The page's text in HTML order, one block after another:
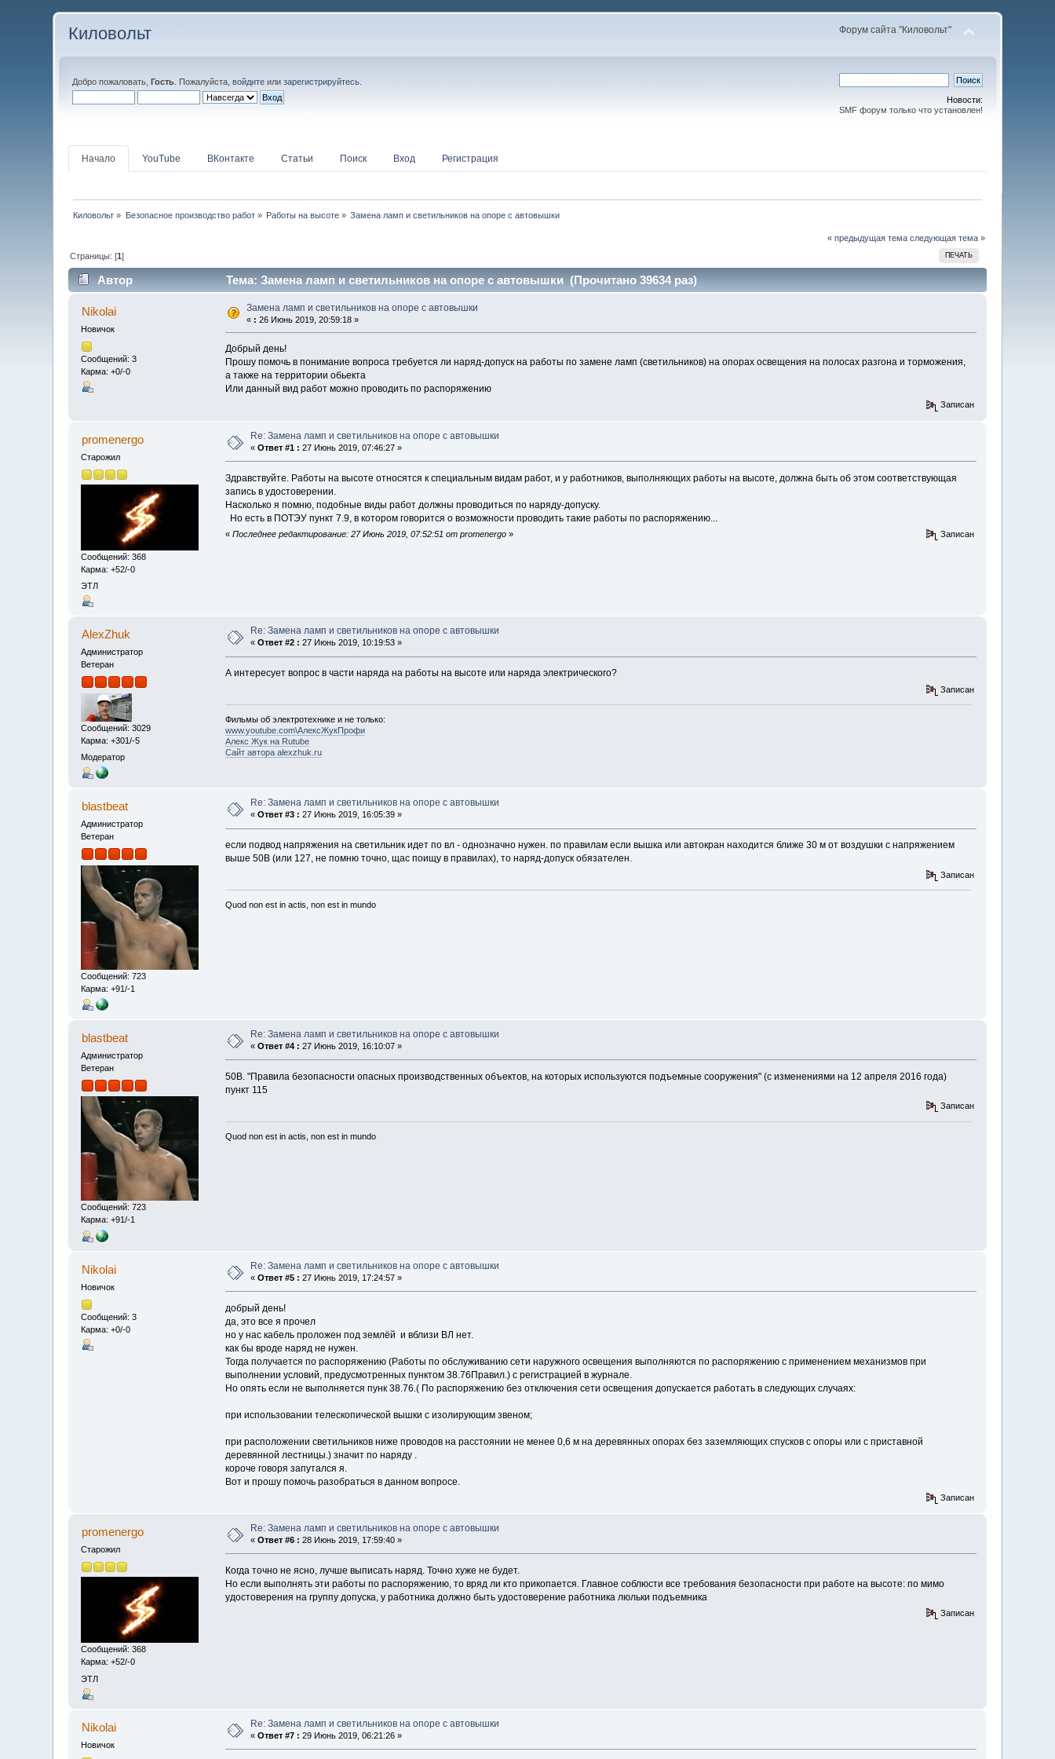
Киловольт Форум сайта "Киловольт"
Добро пожаловать,Гость . Пожалуйста,войдите илизарегистрируйтесь
Новости:
SMF форум только что установлен!
Начало YouTube ВКонтакте Статьи Поиск Вход Регистрация
Киловольт » Безопасное производство работ» Работы на высоте » Замена ламп и светильников на опоре с автовышки
« предыдущая тема следующая тема »
ПЕЧАТЬ
Страницы: [1]
Автор Тема: Замена ламп и светильников на опоре с автовышки (Прочитано 39634 раз)
Nikolai
Новичок
Сообщений: 3
Карма: +0/-0
Замена ламп и светильников на опоре с автовышки
« : 26 Июнь 2019, 20:59:18 »
Добрый день!
Прошу помочь в понимание вопроса требуется ли наряд-допуск на работы по замене ламп (светильников) на опорах освещения на полосах разгона и торможения,
а также на территории обьекта
Или данный вид работ можно проводить по распоряжению
Записан
promenergo
Старожил
Сообщений: 368
Карма: +52/-0
ЭТЛ
Re: Замена ламп и светильников на опоре с автовышки
«Ответ #1 : 27 Июнь 2019, 07:46:27 »
Здравствуйте. Работы на высоте относятся к специальным видам работ, и у работников, выполняющих работы на высоте, должна быть об этом соответствующая
запись в удостоверении.
Насколько я помню, подобные виды работ должны проводиться по наряду-допуску.
Но есть в ПОТЭУ пункт 7.9, в котором говорится о возможности проводить такие работы по распоряжению...
« Последнее редактирование: 27 Июнь 2019, 07:52:51 от promenergo» Записан
AlexZhuk
Администратор
Ветеран
Сообщений: 3029
Карма: +301/-5
Модератор
Re: Замена ламп и светильников на опоре с автовышки
«Ответ #2 : 27 Июнь 2019, 10:19:53 »
А интересует вопрос в части наряда на работы на высоте или наряда электрического?
Записан
Фильмы об электротехнике и не только:
www.youtube.com\АлексЖукПрофи
Алекс Жук на Rutube
Сайт автора alexzhuk.ru
blastbeat
Администратор
Ветеран
Сообщений: 723
Карма: +91/-1
Re: Замена ламп и светильников на опоре с автовышки
«Ответ #3 : 27 Июнь 2019, 16:05:39 »
если подвод напряжения на светильник идет по вл - однозначно нужен. по правилам если вышка или автокран находится ближе 30 м от воздушки с напряжением
выше 50В (или 127, не помню точно, щас поищу в правилах), то наряд-допуск обязателен.
Записан
Quod non est in actis, non est in mundo
blastbeat
Администратор
Ветеран
Сообщений: 723
Карма: +91/-1
Re: Замена ламп и светильников на опоре с автовышки
«Ответ #4 : 27 Июнь 2019, 16:10:07 »
50В. "Правила безопасности опасных производственных объектов, на которых используются подъемные сооружения" (с изменениями на 12 апреля 2016 года)
пункт 115
Записан
Quod non est in actis, non est in mundo
Nikolai
Новичок
Сообщений: 3
Карма: +0/-0
Re: Замена ламп и светильников на опоре с автовышки
«Ответ #5 : 27 Июнь 2019, 17:24:57 »
добрый день!
да, это все я прочел
но у нас кабель проложен под землёй и вблизи ВЛ нет.
как бы вроде наряд не нужен.
Тогда получается по распоряжению (Работы по обслуживанию сети наружного освещения выполняются по распоряжению с применением механизмов при
выполнении условий, предусмотренных пунктом 38.76Правил.) с регистрацией в журнале.
Но опять если не выполняется пунк 38.76.( По распоряжению без отключения сети освещения допускается работать в следующих случаях:
при использовании телескопической вышки с изолирующим звеном;
при расположении светильников ниже проводов на расстоянии не менее 0,6 м на деревянных опорах без заземляющих спусков с опоры или с приставной
деревянной лестницы.) значит по наряду .
короче говоря запутался я.
Вот и прошу помочь разобраться в данном вопросе.
Записан
promenergo
Старожил
Сообщений: 368
Карма: +52/-0
ЭТЛ
Re: Замена ламп и светильников на опоре с автовышки
«Ответ #6 : 28 Июнь 2019, 17:59:40 »
Когда точно не ясно, лучше выписать наряд. Точно хуже не будет.
Но если выполнять эти работы по распоряжению, то вряд ли кто прикопается. Главное соблюсти все требования безопасности при работе на высоте: по мимо
удостоверения на группу допуска, у работника должно быть удостоверение работника люльки подъемника
Записан
Nikolai
Новичок
Re: Замена ламп и светильников на опоре с автовышки
«Ответ #7 : 29 Июнь 2019, 06:21:26 »